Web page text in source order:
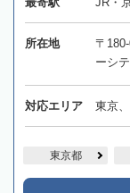
所在地
〒
ーシ
対応エリア 東京
東京都